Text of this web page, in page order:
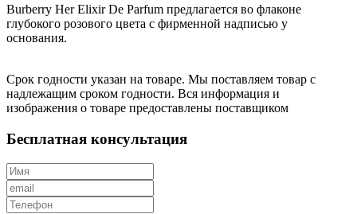
Burberry Her Elixir De Parfum предлагается во флаконе
глубокого розового цвета с фирменной надписью у
основания.
Срок годности указан на товаре. Мы поставляем товар с
надлежащим сроком годности. Вся информация и
изображения о товаре предоставлены поставщиком
Бесплатная консультация